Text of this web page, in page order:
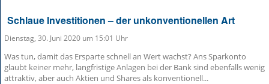
Schlaue Investitionen – der unkonventionellen Art
Dienstag, 30. Juni 2020 um 15:01 Uhr
Was tun, damit das Ersparte schnell an Wert wachst? Ans Sparkonto
glaubt keiner mehr, langfristige Anlagen bei der Bank sind ebenfalls wenig
attraktiv, aber auch Aktien und Shares als konventionell...